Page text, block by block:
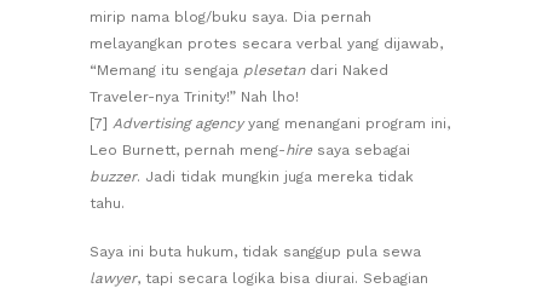
mirip nama blog/buku saya. Dia pernah
melayangkan protes secara verbal yang dijawab,
“Memang itu sengaja plesetandari Naked
Traveler-nya Trinity!” Nah lho!
[7] Advertising agencyyang menangani program ini,
Leo Burnett, pernah meng-hire saya sebagai
buzzer. Jadi tidak mungkin juga mereka tidak
tahu.
Saya ini buta hukum, tidak sanggup pula sewa
lawyer, tapi secara logika bisa diurai. Sebagian